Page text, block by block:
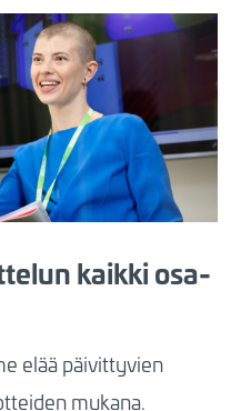
kaikki osa-
elää päivittyvien
mukana.